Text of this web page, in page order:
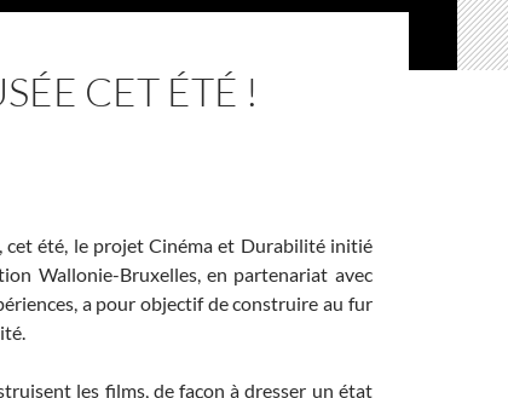
CET ÉTÉ !
cet été, le projet Cinéma et Durabilité initié
Wallonie-Bruxelles, en partenariat avec
a pour objectif de construire au fur
les films, de façon à dresser un état